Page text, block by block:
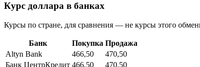
Курс доллара в банках
Курсы по стране, для сравнения — не курсы этого
Банк Покупка Продажа
Altyn Bank
466,50
470,50
Банк ЦентрКредит 466,50
470,50